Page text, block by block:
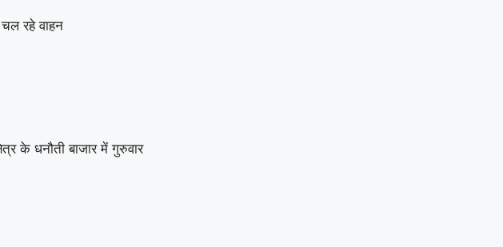
रहे वाहन
के धनौती बाजार में गुरुवार